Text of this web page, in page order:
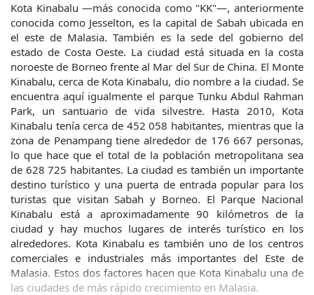
Kota Kinabalu —más conocida como "KK"—, anteriormente
conocida como Jesselton, es la capital de Sabah ubicada en
el este de Malasia. También es la sede del gobierno del
estado de Costa Oeste. La ciudad está situada en la costa
noroeste de Borneo frente al Mar del Sur de China. El Monte
Kinabalu, cerca de Kota Kinabalu, dio nombre a la ciudad. Se
encuentra aquí igualmente el parque Tunku Abdul Rahman
Park, un santuario de vida silvestre. Hasta 2010, Kota
Kinabalu tenía cerca de 452 058 habitantes, mientras que la
zona de Penampang tiene alrededor de 176 667 personas,
lo que hace que el total de la población metropolitana sea
de 628 725 habitantes. La ciudad es también un importante
destino turístico y una puerta de entrada popular para los
turistas que visitan Sabah y Borneo. El Parque Nacional
Kinabalu está a aproximadamente 90 kilómetros de la
ciudad y hay muchos lugares de interés turístico en los
alrededores. Kota Kinabalu es también uno de los centros
comerciales e industriales más importantes del Este de
Malasia. Estos dos factores hacen que Kota Kinabalu una de
las ciudades de más rápido crecimiento en Malasia.